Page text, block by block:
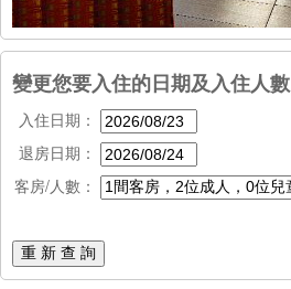
變更您要入住的日期及入住人數
入住日期：
退房日期：
客房/人數：
重 新 查 詢